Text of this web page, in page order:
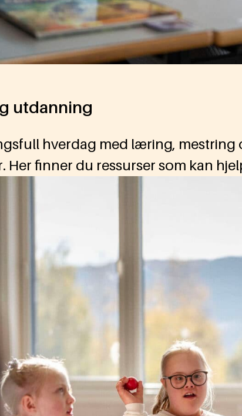
utdanning
hverdag med læring,
finner du ressurser som kan